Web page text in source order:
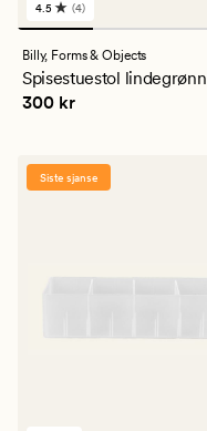
4
anmeldelser
med
en
gjennomsnittlig
vurdering
4.5 (4)
Billy, Forms & Objects
Spisestuestol lindegrønn
Pris 300 kr
300 kr
Siste sjanse